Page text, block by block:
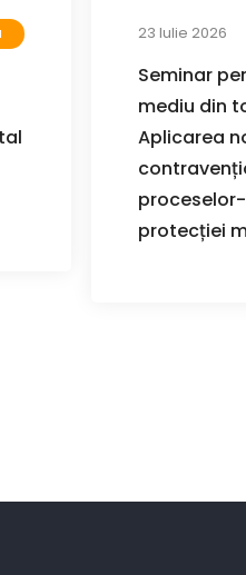
23 Iulie 2026
Seminar
mediu din
Aplicarea
protecției